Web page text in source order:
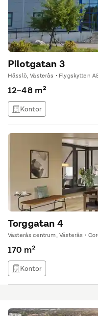
Pilotgatan 3
Hässlö, Västerås • Flygskytten
12–48 m²
Kontor
Torggatan 4
Västerås centrum, Västerås •
170 m²
Kontor